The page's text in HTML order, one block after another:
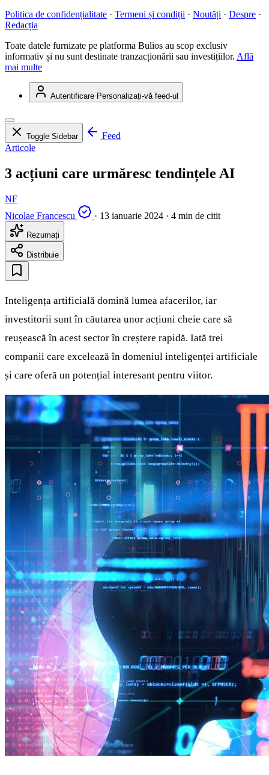
Politica de confidențialitate · Termeni și condiții · Noutăți · Despre ·
Redacția
Toate datele furnizate pe platforma Bulios au scop exclusiv
informativ și nu sunt destinate tranzacționării sau investițiilor. Află
mai multe
Autentificare Personalizați-vă feed-ul
Toggle Sidebar
Feed
Articole
3 acțiuni care urmăresc tendințele AI
NF
Nicolae Francescu
· 13 ianuarie 2024 · 4 min de citit
Rezumați
Distribuie
Inteligența artificială domină lumea afacerilor, iar
investitorii sunt în căutarea unor acțiuni cheie care să
reușească în acest sector în creștere rapidă. Iată trei
companii care excelează în domeniul inteligenței artificiale
și care oferă un potențial interesant pentru viitor.